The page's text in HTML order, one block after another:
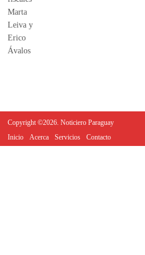
Copyright ©2026. Noticiero Paraguay
Inicio
Acerca Servicios Contacto